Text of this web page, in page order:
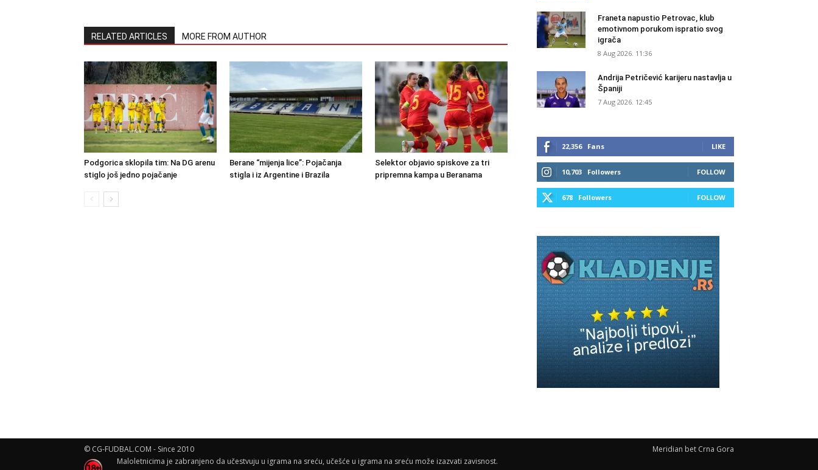
RELATED ARTICLES MORE FROM AUTHOR
Podgorica sklopila tim: Na DG arenu
stiglo još jedno pojačanje
Berane “mijenja lice”: Pojačanja
stigla i iz Argentine i Brazila
Selektor objavio spiskove za tri
pripremna kampa u Beranama
Franeta napustio Petrovac, klub
emotivnom porukom ispratio svog
igrača
8 Aug 2026. 11:36
Andrija Petričević karijeru nastavlja u
Španiji
7 Aug 2026. 12:45
22,356 Fans LIKE
10,703 Followers FOLLOW
678 Followers FOLLOW
Meridian bet Crna Gora
© CG-FUDBAL.COM - Since 2010
Maloletnicima je zabranjeno da učestvuju u igrama na sreću, učešće u igrama na sreću može izazvati zavisnost.